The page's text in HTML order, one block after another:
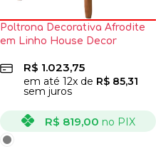
Poltrona Decorativa Afrodite
em Linho House Decor
R$ 1.023,75
em até 12x de R$ 85,31
sem juros
R$ 819,00 no PIX